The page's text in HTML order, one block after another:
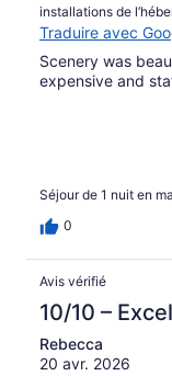
installations de
Traduire avec
Scenery was
expensive and
Séjour de 1 nuit en
0
Avis vérifié
10/10 –
Rebecca
20 avr. 2026